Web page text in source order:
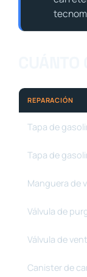
REPARACIÓN
Tapa de
Tapa de
Manguera de
Válvula de
Válvula de
Canister de